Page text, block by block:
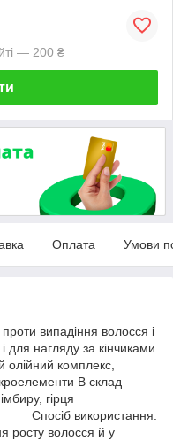
— 200 ₴
Оплата Умови
випадіння волосся і
для нагляду за кінчиками
олійний комплекс,
В склад
гірця
⠀ ⠀ ‍ Спосіб використання:
росту волосся й у